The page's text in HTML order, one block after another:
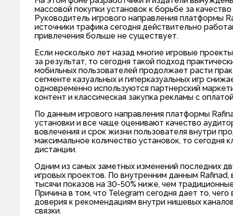
массовой покупки установок к борьбе за
Руководитель игрового направления платформы
источники трафика сегодня действительно
привлечения больше не существует.
Если несколько лет назад многие игровые
за результат, то сегодня такой подход
мобильных пользователей продолжает расти
сегменте казуальных и гиперказуальных игр
одновременно используются партнерский
контент и классическая закупка рекламы с
По данным игрового направления платформы
установки и все чаще оценивают качество
вовлечения и срок жизни пользователя внутри
максимальное количество установок, то сегодня
дистанции.
Одним из самых заметных изменений последних
игровых проектов. По внутренним данным
тысячи показов на 30-50% ниже, чем
Причина в том, что Telegram сегодня дает то,
доверия к рекомендациям внутри нишевых
связки.